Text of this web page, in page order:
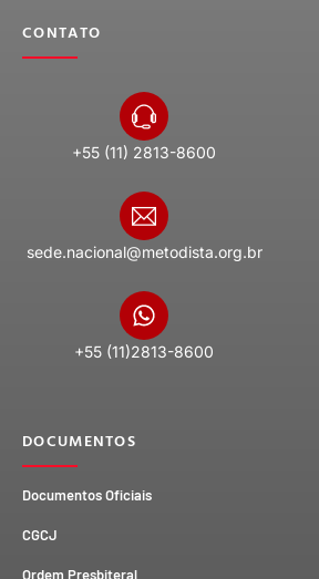
CONTATO
+55 (11) 2813-8600
sede.nacional@metodista.org.br
+55 (11)2813-8600
DOCUMENTOS
Documentos Oficiais
CGCJ
Ordem Presbiteral